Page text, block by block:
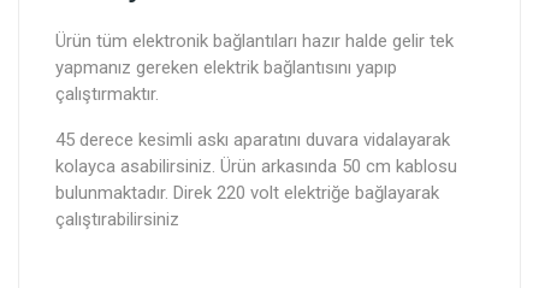
Ürün tüm elektronik bağlantıları hazır halde gelir tek
yapmanız gereken elektrik bağlantısını yapıp
çalıştırmaktır.
45 derece kesimli askı aparatını duvara vidalayarak
kolayca asabilirsiniz. Ürün arkasında 50 cm kablosu
bulunmaktadır. Direk 220 volt elektriğe bağlayarak
çalıştırabilirsiniz